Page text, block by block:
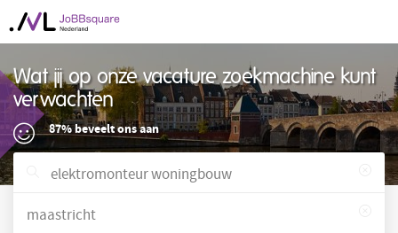
Wat jij op onze vacature zoekmachine kunt
verwachten
87% beveelt ons aan